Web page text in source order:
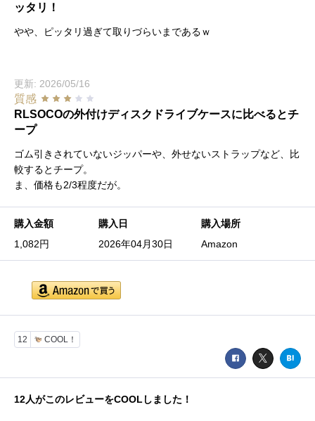
ッタリ！
やや、ピッタリ過ぎて取りづらいまであるｗ
更新: 2026/05/16
質感
RLSOCOの外付けディスクドライブケースに比べるとチ
ープ
ゴム引きされていないジッパーや、外せないストラップなど、比
較するとチープ。
ま、価格も2/3程度だが。
購入金額
1,082円
購入日
2026年04月30日
購入場所
Amazon
12 COOL！
12人がこのレビューをCOOLしました！